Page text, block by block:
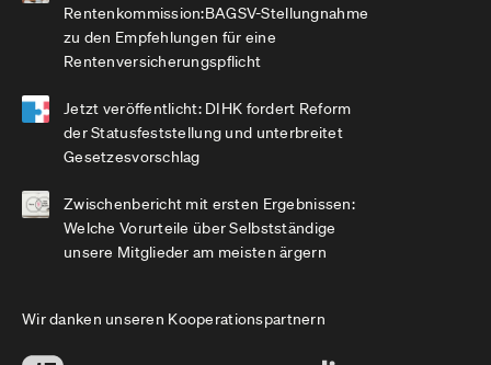
Rentenkommission:BAGSV-Stellungnahme
zu den Empfehlungen für eine
Rentenversicherungspflicht
Jetzt veröffentlicht: DIHK fordert Reform
der Statusfeststellung und unterbreitet
Gesetzesvorschlag
Zwischenbericht mit ersten Ergebnissen:
Welche Vorurteile über Selbstständige
unsere Mitglieder am meisten ärgern
Wir danken unseren Kooperationspartnern